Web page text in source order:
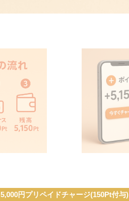
5,000円プリペイドチャージ(150Pt付与)